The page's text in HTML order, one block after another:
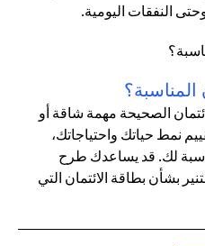
النفقات اليومية.
المناسبة؟
الصحيحة مهمة شاقة أو
نمط حياتك واحتياجاتك،
لك. قد يساعدك طرح
بشأن بطاقة الائتمان التي